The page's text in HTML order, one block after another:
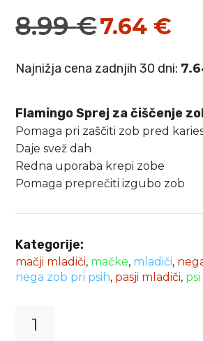
8.99€
Izvirna
cena
8.99 €.
7.64 €
Trenutna
cena
7.64 €.
Najnižja cena zadnjih 30 dni:
Flamingo Sprej za čiščenje
Pomaga pri zaščiti zob pred
Daje svež dah
Redna uporaba krepi zobe
Pomaga preprečiti izgubo zob
Kategorije:
mačji mladiči, mačke, mladiči,
nega zob pri psih, pasji mladiči, psi